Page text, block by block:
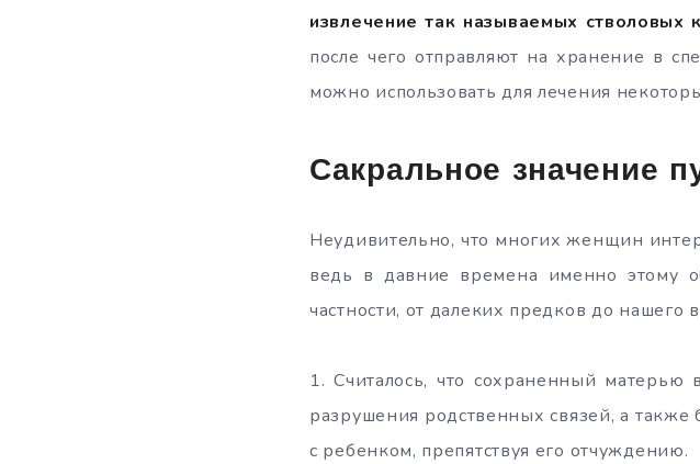
извлечение так называемых стволовых
после чего отправляют на хранение в
можно использовать для лечения
Сакральное значение
Неудивительно, что многих женщин
ведь в давние времена именно этому
частности, от далеких предков до
1. Считалось, что сохраненный
разрушения родственных связей, а также
с ребенком, препятствуя его отчуждению.